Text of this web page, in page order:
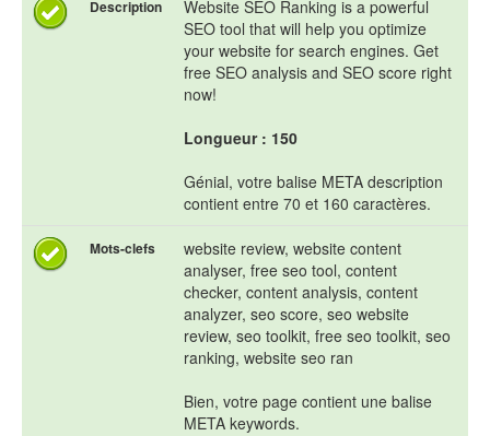
Description
Website SEO Ranking is a powerful
SEO tool that will help you optimize
your website for search engines. Get
free SEO analysis and SEO score right
now!
Longueur : 150
Génial, votre balise META description
contient entre 70 et 160 caractères.
Mots-clefs
website review, website content
analyser, free seo tool, content
checker, content analysis, content
analyzer, seo score, seo website
review, seo toolkit, free seo toolkit, seo
ranking, website seo ran
Bien, votre page contient une balise
META keywords.